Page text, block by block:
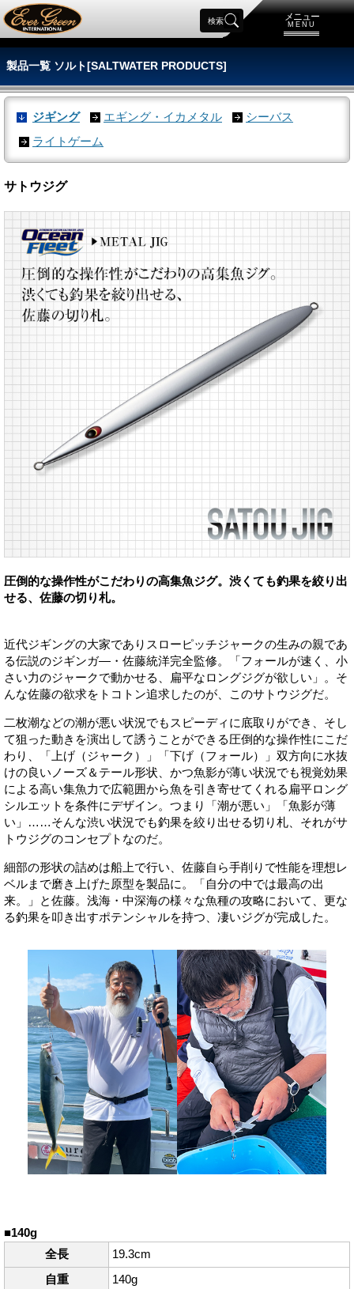
メニュー
MENU
検索
製品一覧 ソルト[SALTWATER PRODUCTS]
ジギング エギング・イカメタル
シーバス
ライトゲーム
サトウジグ
圧倒的な操作性がこだわりの高集魚ジグ。渋くても釣果を絞り出
せる、佐藤の切り札。
近代ジギングの大家でありスローピッチジャークの生みの親であ
る伝説のジギンガ―・佐藤統洋完全監修。「フォールが速く、小
さい力のジャークで動かせる、扁平なロングジグが欲しい」。そ
んな佐藤の欲求をトコトン追求したのが、このサトウジグだ。
二枚潮などの潮が悪い状況でもスピーディに底取りができ、そし
て狙った動きを演出して誘うことができる圧倒的な操作性にこだ
わり、「上げ（ジャーク）」「下げ（フォール）」双方向に水抜
けの良いノーズ＆テール形状、かつ魚影が薄い状況でも視覚効果
による高い集魚力で広範囲から魚を引き寄せてくれる扁平ロング
シルエットを条件にデザイン。つまり「潮が悪い」「魚影が薄
い」……そんな渋い状況でも釣果を絞り出せる切り札、それがサ
トウジグのコンセプトなのだ。
細部の形状の詰めは船上で行い、佐藤自ら手削りで性能を理想レ
ベルまで磨き上げた原型を製品に。「自分の中では最高の出
来。」と佐藤。浅海・中深海の様々な魚種の攻略において、更な
る釣果を叩き出すポテンシャルを持つ、凄いジグが完成した。
■140g
全長
19.3cm
自重
140g